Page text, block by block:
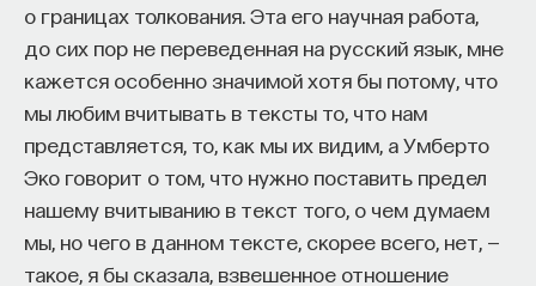
о границах толкования. Эта его научная работа,
до сих пор не переведенная на русский язык, мне
кажется особенно значимой хотя бы потому, что
мы любим вчитывать в тексты то, что нам
представляется, то, как мы их видим, а Умберто
Эко говорит о том, что нужно поставить предел
нашему вчитыванию в текст того, о чем думаем
мы, но чего в данном тексте, скорее всего, нет, —
такое, я бы сказала, взвешенное отношение
ТЕХНОЛОГИИ
644 публикации
ТЕХНОЛОГИИ МАТЕМАТИКА ОБРАЗОВАНИЕ
НАУКА БИОТЕХНОЛОГИИ